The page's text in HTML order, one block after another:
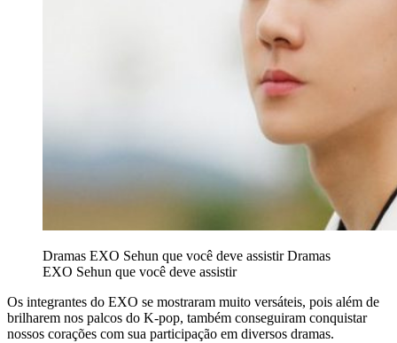
Dramas EXO Sehun que você deve assistir Dramas
EXO Sehun que você deve assistir
Os integrantes do EXO se mostraram muito versáteis, pois além de
brilharem nos palcos do K-pop, também conseguiram conquistar
nossos corações com sua participação em diversos dramas.